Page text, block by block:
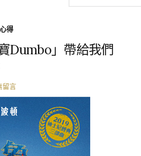
得
Dumbo」帶給我們
留言